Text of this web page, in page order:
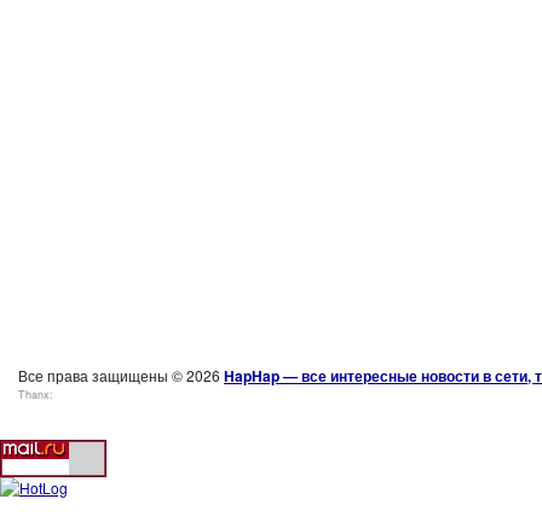
Все права защищены © 2026 HapHap — все интересные новости в сети,
Thanx: